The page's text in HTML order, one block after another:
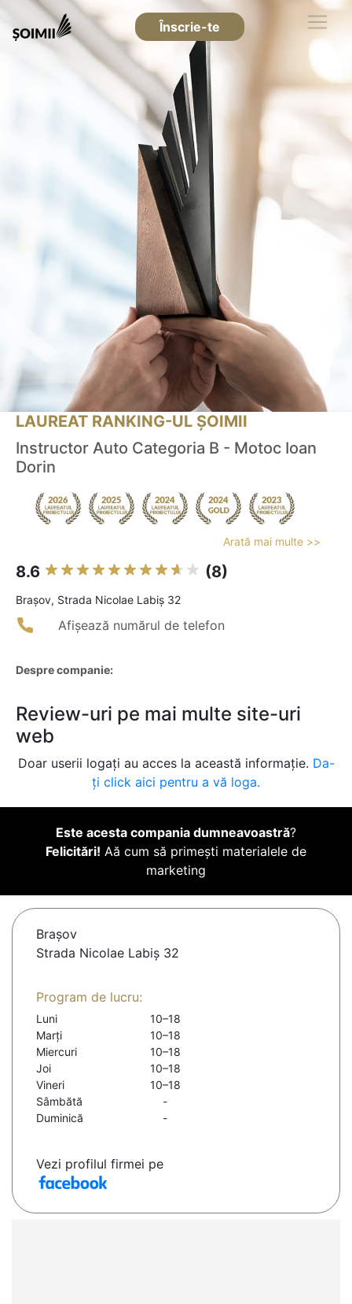
Înscrie-te
LAUREAT RANKING-UL ȘOIMII
Instructor Auto Categoria B - Motoc Ioan
Dorin
Arată mai multe >>
8.6 (8)
Braşov, Strada Nicolae Labiș 32
Afișează numărul de telefon
Despre companie:
Review-uri pe mai multe site-uri
web
Doar userii logați au acces la această informație. Da-
ți click aici pentru a vă loga.
Este acesta compania dumneavoastră?
Felicitări! Aă cum să primești materialele de
marketing
Braşov
Strada Nicolae Labiș 32
Program de lucru:
Luni
10–18
Marți
10–18
Miercuri
10–18
Joi
10–18
Vineri
10–18
Sâmbătă
-
Duminică
-
Vezi profilul firmei pe